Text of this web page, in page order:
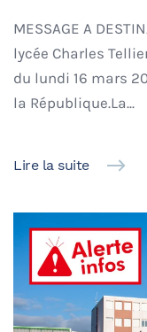
MESSAGE A
lycée Charles
du lundi 16 mars
la République.La...
Lire la suite